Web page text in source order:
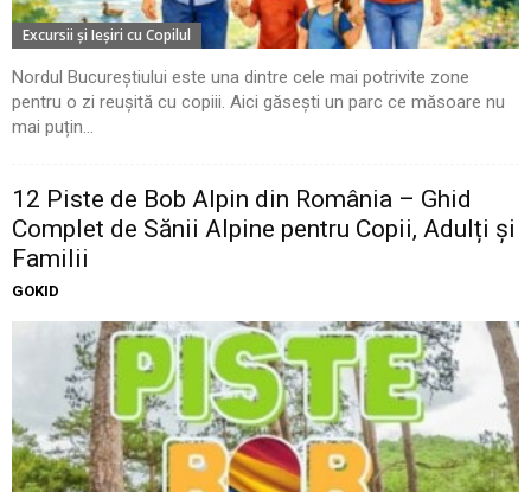
Excursii şi Ieşiri cu Copilul
Nordul Bucureștiului este una dintre cele mai potrivite zone
pentru o zi reușită cu copiii. Aici găsești un parc ce măsoare nu
mai puțin...
12 Piste de Bob Alpin din România – Ghid
Complet de Sănii Alpine pentru Copii, Adulți și
Familii
GOKID